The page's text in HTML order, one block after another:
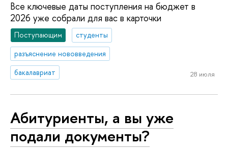
Все ключевые даты поступления на бюджет в
2026 уже собрали для вас в карточки
Поступающим
студенты
разъяснение нововведения
бакалавриат
28 июля
Абитуриенты, а вы уже
подали документы?